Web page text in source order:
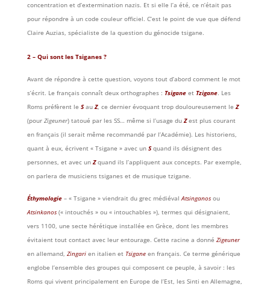
concentration et d’extermination nazis. Et si elle l’a été, ce n’était pas
pour répondre à un code couleur officiel. C’est le point de vue que défend
Claire Auzias, spécialiste de la question du génocide tsigane.
2 – Qui sont les Tsiganes ?
Avant de répondre à cette question, voyons tout d’abord comment le mot
s’écrit. Le français connaît deux orthographes : Tsiganeet Tzigane. Les
Roms préfèrent le Sau Z, ce dernier évoquant trop douloureusement le Z
(pour Zigeuner) tatoué par les SS… même si l’usage du Zest plus courant
en français (il serait même recommandé par l’Académie). Les historiens,
quant à eux, écrivent « Tsigane » avec un Squand ils désignent des
personnes, et avec un Zquand ils l’appliquent aux concepts. Par exemple,
on parlera de musiciens tsiganes et de musique tzigane.
Éthymologie – « Tsigane » viendrait du grec médiéval Atsinganosou
Atsinkanos(« intouchés » ou « intouchables »), termes qui désignaient,
vers 1100, une secte hérétique installée en Grèce, dont les membres
évitaient tout contact avec leur entourage. Cette racine a donné Zigeuner
en allemand, Zingarien italien et Tsiganeen français. Ce terme générique
englobe l’ensemble des groupes qui composent ce peuple, à savoir : les
Roms qui vivent principalement en Europe de l’Est, les Sinti en Allemagne,